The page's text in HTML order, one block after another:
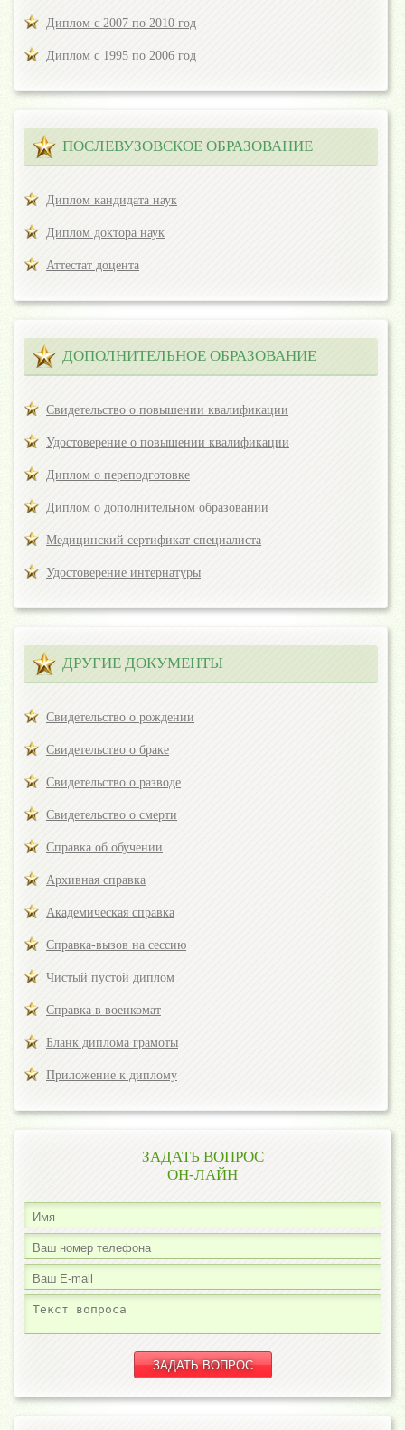
Диплом с 2007 по 2010 год
Диплом с 1995 по 2006 год
ПОСЛЕВУЗОВСКОЕ ОБРАЗОВАНИЕ
Диплом кандидата наук
Диплом доктора наук
Аттестат доцента
ДОПОЛНИТЕЛЬНОЕ ОБРАЗОВАНИЕ
Свидетельство о повышении квалификации
Удостоверение о повышении квалификации
Диплом о переподготовке
Диплом о дополнительном образовании
Медицинский сертификат специалиста
Удостоверение интернатуры
ДРУГИЕ ДОКУМЕНТЫ
Свидетельство о рождении
Свидетельство о браке
Свидетельство о разводе
Свидетельство о смерти
Справка об обучении
Архивная справка
Академическая справка
Справка-вызов на сессию
Чистый пустой диплом
Справка в военкомат
Бланк диплома грамоты
Приложение к диплому
ЗАДАТЬ ВОПРОС
ОН-ЛАЙН